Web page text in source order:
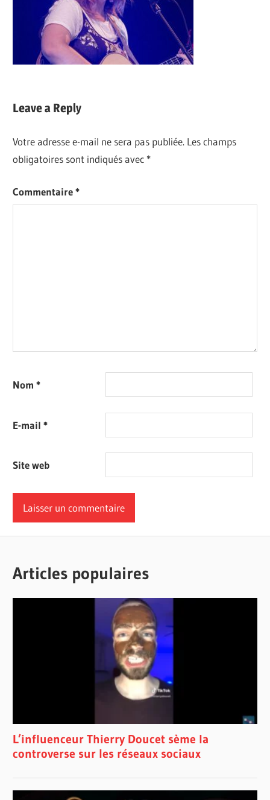
Leave a Reply
Votre adresse e-mail ne sera pas publiée. Les champs
obligatoires sont indiqués avec *
Commentaire*
Nom*
E-mail*
Site web
Articles populaires